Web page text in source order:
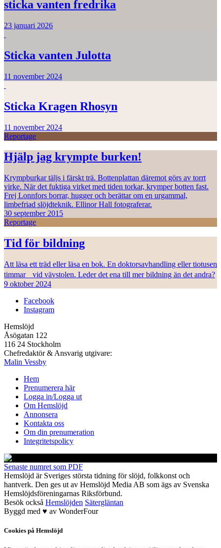
sticka vanten fredrika
23 januari 2026
Sticka vanten Julotta
11 november 2024
Sticka Kragen Rhosyn
11 november 2024
Reportage
Hjälp jag krympte burken!
Krympburkar täljs i färskt trä. Bottenplattan däremot görs av torrt
virke. När det fuktiga virket med tiden torkar, krymper botten fast.
Frej Lonnfors borrar, hugger och berättar om en urgammal,
limbefriad slöjdteknik. Ellinor Hall fotograferar.
30 september 2015
Reportage
Tid för bildning
Att läsa ett träd eller läsa en bok. En doktorsavhandling eller tiotusen
timmar vid vävstolen. Leder det ena till mer bildning än det andra?
9 oktober 2024
Facebook
Instagram
Hemslöjd
Åsögatan 122
116 24 Stockholm
Chefredaktör & Ansvarig utgivare:
Malin Vessby
Hem
Prenumerera här
Logga in/Logga ut
Om Hemslöjd
Annonsera
Kontakta oss
Om din prenumeration
Integritetspolicy
Senaste numret som PDF
Hemslöjd är Sveriges största tidning för slöjd, folkkonst och
hantverk. Den ges ut av Hemslöjd Media AB som ägs av Svenska
Hemslöjdsföreningarnas Riksförbund.
Besök också Hemslöjden Sätergläntan
Byggd med ♥ av WonderFour
Cookies på Hemslöjd